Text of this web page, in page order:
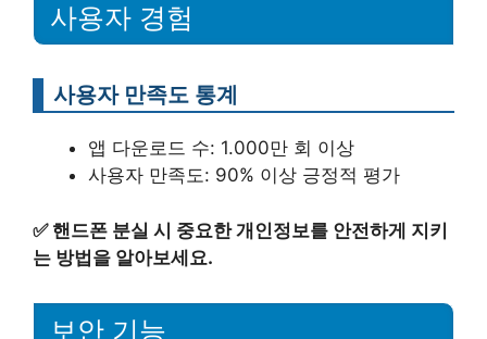
사용자 경험
사용자 만족도 통계
앱 다운로드 수: 1.000만 회 이상
사용자 만족도: 90% 이상 긍정적 평가
✅ 핸드폰 분실 시 중요한 개인정보를 안전하게 지키
는 방법을 알아보세요.
보안 기능